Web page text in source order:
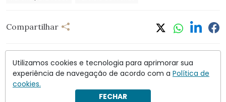
Compartilhar
Nunca foi tão fácil ficar bem informado com
Antagonista
Utilizamos cookies e tecnologia para aprimorar sua
experiência de navegação de acordo com a Política de
cookies.
FECHAR